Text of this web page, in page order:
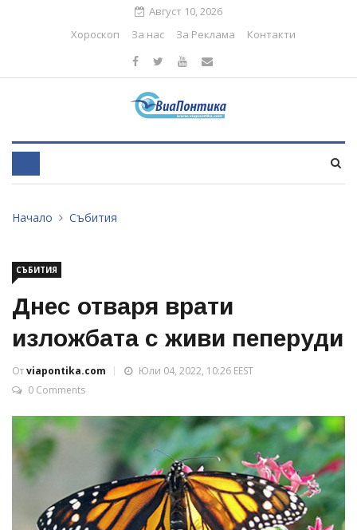
Август 10, 2026
Хороскоп
За нас За Реклама Контакти
Начало Събития
СЪБИТИЯ
Днес отваря врати
изложбата с живи пеперуди
Отviapontika.com
Юли 04, 2022, 10:26 EEST
0 Comments